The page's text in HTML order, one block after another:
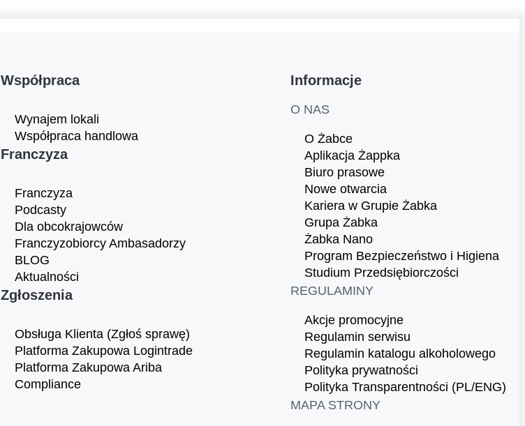
Współpraca
Wynajem lokali
Współpraca handlowa
Franczyza
Franczyza
Podcasty
Dla obcokrajowców
Franczyzobiorcy Ambasadorzy
BLOG
Aktualności
Zgłoszenia
Obsługa Klienta (Zgłoś sprawę)
Platforma Zakupowa Logintrade
Platforma Zakupowa Ariba
Compliance
Informacje
O NAS
O Żabce
Aplikacja Żappka
Biuro prasowe
Nowe otwarcia
Kariera w Grupie Żabka
Grupa Żabka
Żabka Nano
Program Bezpieczeństwo i Higiena
Studium Przedsiębiorczości
REGULAMINY
Akcje promocyjne
Regulamin serwisu
Regulamin katalogu alkoholowego
Polityka prywatności
Polityka Transparentności (PL/ENG)
MAPA STRONY